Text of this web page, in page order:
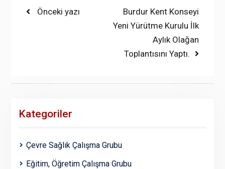
YazıPrevious
Önceki yazı
Next
post:
Burdur Kent Konseyi
Yeni Yürütme Kurulu İlk
Aylık Olağan
Toplantısını Yaptı.
Kategoriler
Çevre Sağlık Çalışma Grubu
Eğitim, Öğretim Çalışma Grubu